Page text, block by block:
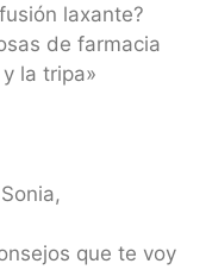
laxante?
de farmacia
la tripa»
que te voy